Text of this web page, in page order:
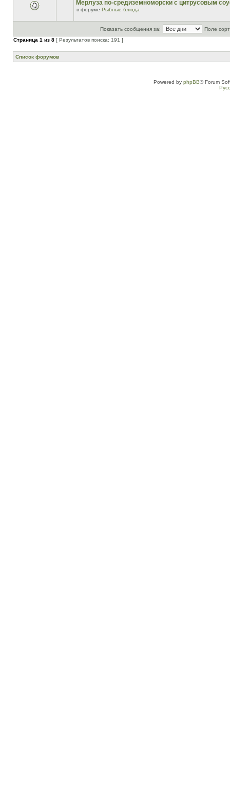
Мерлуза по-средиземноморски с цитрусовым
в форуме Рыбные блюда
Показать сообщения за:
Поле
Страница 1 из 8 [ Результатов поиска: 191 ]
Список форумов
Powered by phpBB® Forum